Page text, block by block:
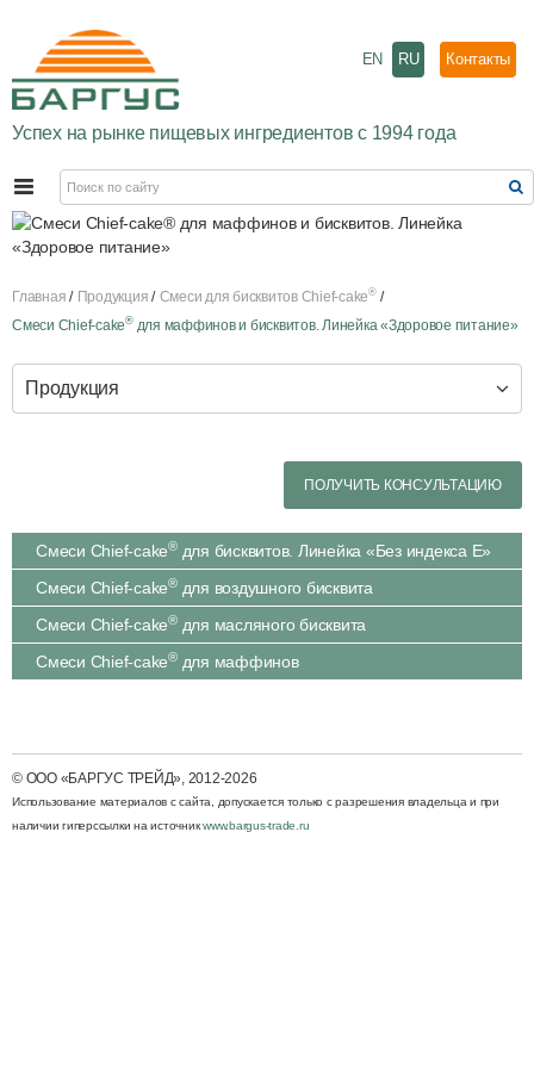
Успех на рынке пищевых ингредиентов с 1994 года
EN RU Контакты
Главная Продукция Смеси для бисквитов Chief-cake®
Смеси Chief-cake®для маффинов и бисквитов. Линейка «Здоровое питание»
Продукция
ПОЛУЧИТЬ КОНСУЛЬТАЦИЮ
Смеси Chief-cake®для бисквитов. Линейка «Без индекса Е»
Смеси Chief-cake®для воздушного бисквита
Смеси Chief-cake®для масляного бисквита
Смеси Chief-cake®для маффинов
© ООО «БАРГУС ТРЕЙД», 2012-2026
Использование материалов с cайта, допускается только с разрешения владельца и при
наличии гиперссылки на источникwww.bargus-trade.ru